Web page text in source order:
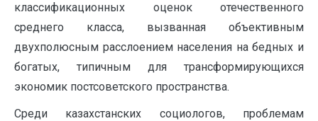
классификационных оценок отечественного
среднего класса, вызванная объективным
двухполюсным расслоением населения на бедных и
богатых, типичным для трансформирующихся
экономик постсоветского пространства.
Среди казахстанских социологов, проблемам